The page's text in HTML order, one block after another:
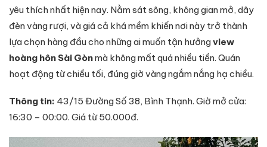
yêu thích nhất hiện nay. Nằm sát sông, không gian mở, dây
đèn vàng rượi, và giá cả khá mềm khiến nơi này trở thành
lựa chọn hàng đầu cho những ai muốn tận hưởngview
hoàng hôn Sài Gònmà không mất quá nhiều tiền. Quán
hoạt động từ chiều tối, đúng giờ vàng ngắm nắng hạ chiều.
Thông tin: 43/15 Đường Số 38, Bình Thạnh. Giờ mở cửa:
16:30 – 00:00. Giá từ 50.000đ.